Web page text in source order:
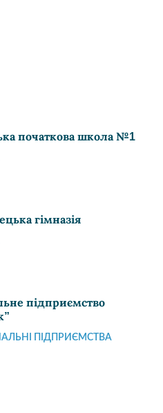
початкова школа №1
гімназія
підприємство
ПІДПРИЄМСТВА